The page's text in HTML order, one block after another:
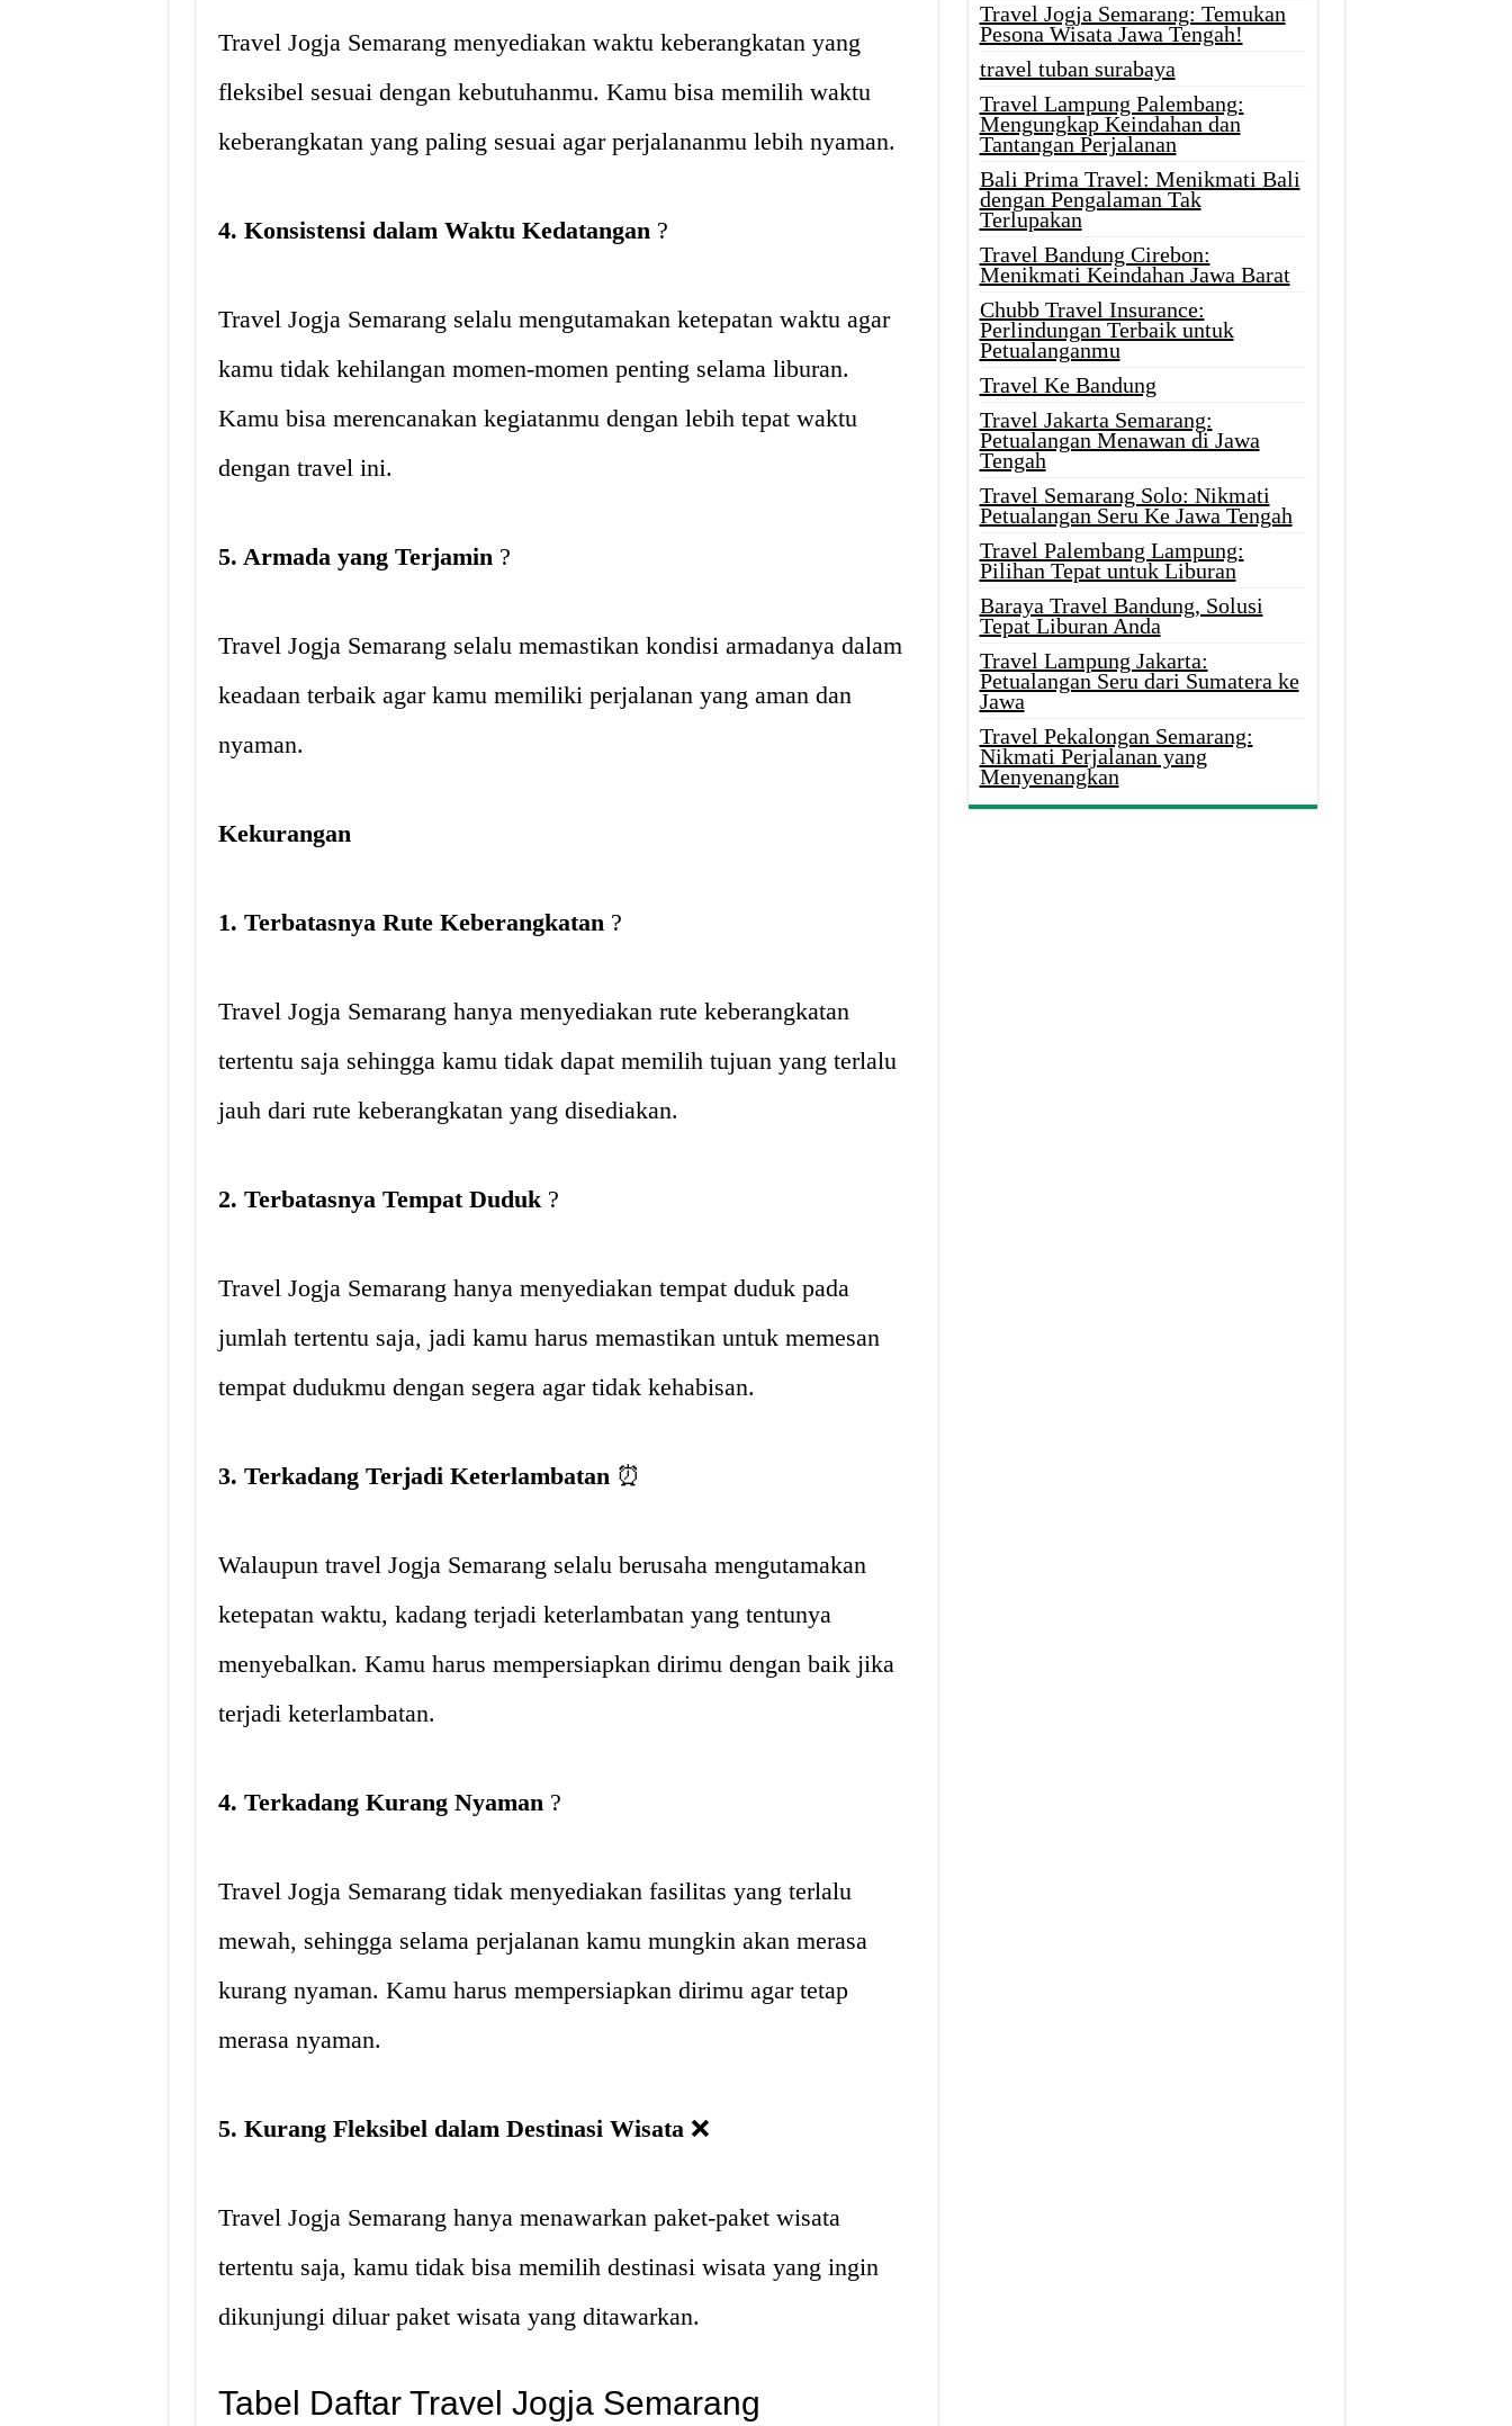
Travel Jogja Semarang menyediakan waktu keberangkatan yang
fleksibel sesuai dengan kebutuhanmu. Kamu bisa memilih waktu
keberangkatan yang paling sesuai agar perjalananmu lebih nyaman.
4. Konsistensi dalam Waktu Kedatangan ?
Travel Jogja Semarang selalu mengutamakan ketepatan waktu agar
kamu tidak kehilangan momen-momen penting selama liburan.
Kamu bisa merencanakan kegiatanmu dengan lebih tepat waktu
dengan travel ini.
5. Armada yang Terjamin ?
Travel Jogja Semarang selalu memastikan kondisi armadanya dalam
keadaan terbaik agar kamu memiliki perjalanan yang aman dan
nyaman.
Kekurangan
1. Terbatasnya Rute Keberangkatan ?
Travel Jogja Semarang hanya menyediakan rute keberangkatan
tertentu saja sehingga kamu tidak dapat memilih tujuan yang terlalu
jauh dari rute keberangkatan yang disediakan.
2. Terbatasnya Tempat Duduk ?
Travel Jogja Semarang hanya menyediakan tempat duduk pada
jumlah tertentu saja, jadi kamu harus memastikan untuk memesan
tempat dudukmu dengan segera agar tidak kehabisan.
3. Terkadang Terjadi Keterlambatan ⏰
Walaupun travel Jogja Semarang selalu berusaha mengutamakan
ketepatan waktu, kadang terjadi keterlambatan yang tentunya
menyebalkan. Kamu harus mempersiapkan dirimu dengan baik jika
terjadi keterlambatan.
4. Terkadang Kurang Nyaman ?
Travel Jogja Semarang tidak menyediakan fasilitas yang terlalu
mewah, sehingga selama perjalanan kamu mungkin akan merasa
kurang nyaman. Kamu harus mempersiapkan dirimu agar tetap
merasa nyaman.
5. Kurang Fleksibel dalam Destinasi Wisata ❌
Travel Jogja Semarang hanya menawarkan paket-paket wisata
tertentu saja, kamu tidak bisa memilih destinasi wisata yang ingin
dikunjungi diluar paket wisata yang ditawarkan.
Tabel Daftar Travel Jogja Semarang
Travel Jogja Semarang: Temukan
Pesona Wisata Jawa Tengah!
travel tuban surabaya
Travel Lampung Palembang:
Mengungkap Keindahan dan
Tantangan Perjalanan
Bali Prima Travel: Menikmati Bali
dengan Pengalaman Tak
Terlupakan
Travel Bandung Cirebon:
Menikmati Keindahan Jawa Barat
Chubb Travel Insurance:
Perlindungan Terbaik untuk
Petualanganmu
Travel Ke Bandung
Travel Jakarta Semarang:
Petualangan Menawan di Jawa
Tengah
Travel Semarang Solo: Nikmati
Petualangan Seru Ke Jawa Tengah
Travel Palembang Lampung:
Pilihan Tepat untuk Liburan
Baraya Travel Bandung, Solusi
Tepat Liburan Anda
Travel Lampung Jakarta:
Petualangan Seru dari Sumatera ke
Jawa
Travel Pekalongan Semarang:
Nikmati Perjalanan yang
Menyenangkan